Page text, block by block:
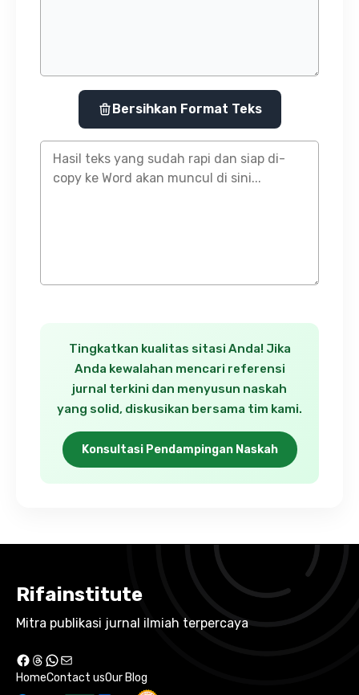
Bersihkan Format Teks
Tingkatkan kualitas sitasi Anda! Jika
Anda kewalahan mencari referensi
jurnal terkini dan menyusun naskah
yang solid, diskusikan bersama tim kami.
Konsultasi Pendampingan Naskah
Rifainstitute
Mitra publikasi jurnal ilmiah terpercaya
Facebook
Threads
WhatsApp
Mail
HomeContact usOur Blog